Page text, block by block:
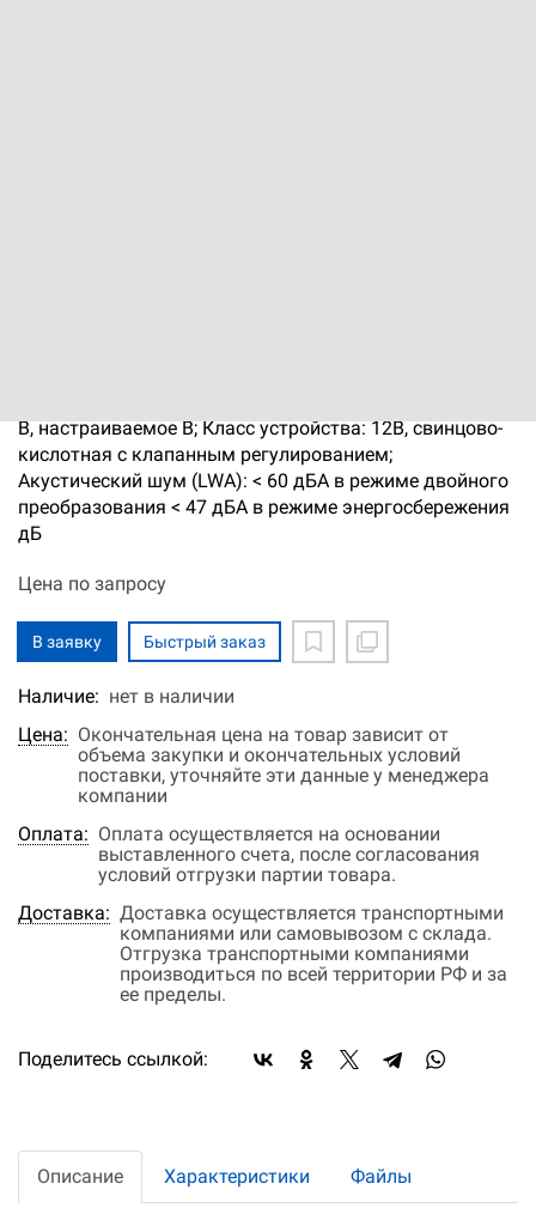
В, настраиваемое В; Класс устройства: 12В, свинцово-
кислотная с клапанным регулированием;
Акустический шум (LWA): < 60 дБA в режиме двойного
преобразования < 47 дБA в режиме энергосбережения
дБ
Цена по запросу
В заявку Быстрый заказ
Наличие: нет в наличии
Цена: Окончательная цена на товар зависит от
объема закупки и окончательных условий
поставки, уточняйте эти данные у менеджера
компании
Оплата: Оплата осуществляется на основании
выставленного счета, после согласования
условий отгрузки партии товара.
Доставка: Доставка осуществляется транспортными
компаниями или самовывозом с склада.
Отгрузка транспортными компаниями
производиться по всей территории РФ и за
ее пределы.
Поделитесь ссылкой:
Описание Характеристики Файлы